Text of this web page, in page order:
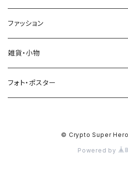
ファッション
Tシャツ
スウェットシャツ
雑貨・小物
フォト・ポスター
© Crypto Super
Powered by